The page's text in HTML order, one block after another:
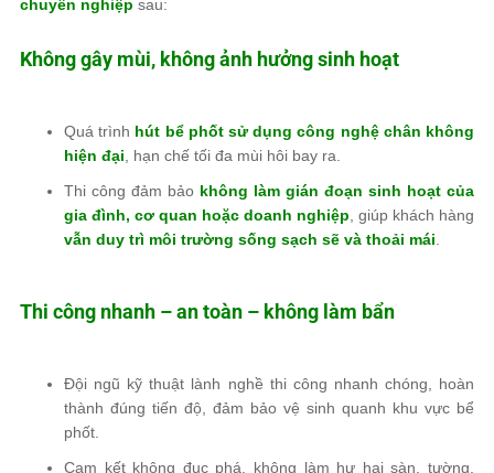
chuyên nghiệp sau:
Không gây mùi, không ảnh hưởng sinh hoạt
Quá trình hút bể phốt sử dụng công nghệ chân không
hiện đại , hạn chế tối đa mùi hôi bay ra.
Thi công đảm bảo không làm gián đoạn sinh hoạt của
gia đình, cơ quan hoặc doanh nghiệp , giúp khách hàng
vẫn duy trì môi trường sống sạch sẽ và thoải mái
Thi công nhanh – an toàn – không làm bẩn
Đội ngũ kỹ thuật lành nghề thi công nhanh chóng, hoàn
thành đúng tiến độ, đảm bảo vệ sinh quanh khu vực bể
phốt.
Cam kết không đục phá, không làm hư hại sàn, tường,